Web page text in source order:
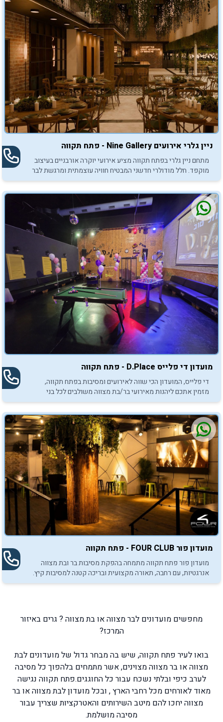
ניין גלרי אירועים Nine Gallery - פתח תקווה
מתחם ניין גלרי בפתח תקווה מציע אירועי יוקרה אורבניים בעיצוב
מוקפד. חלל מודולרי חדשני המבטיח חוויה עוצמתית ומרגשת לבר
ובת מצווה.
מועדון די פלייס D.Place - פתח תקווה
די פלייס, המועדון הכי שווה לאירועים ומסיבות בפתח תקווה,
מזמין אתכם ליהנות מאירועי בר/בת מצווה משולבים לכל בני
המשפחה והחברים.
מועדון פור FOUR CLUB - פתח תקווה
מועדון פור פתח תקווה מתמחה בהפקת מסיבות בר ובת מצווה
אנרגטיות, עם רחבה, תאורה מקצועית ובריכה קטנה למסיבות קיץ.
מחפשים מועדונים לבר מצווה או בת מצווה ? גרים באיזור
המרכז?
בואו לעיר פתח תקווה, שיש בה מבחר גדול של מועדונים לבת
מצווה או בר מצווה מצוינים, אשר מתמחים בלהפוך כל מסיבה
לערב כיפי ובלתי נשכח עבור כל החוגגים.פתח תקווה נגישה
מאוד לאורחים מכל רחבי הארץ , ובכל מועדון לבת מצווה או בר
מצווה יחכו להם מיטב השירותים והאטרקציות שצריך עבור
מסיבה מושלמת.